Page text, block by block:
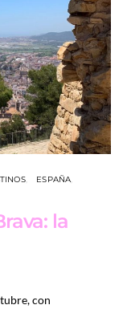
ESPAÑA
la
con